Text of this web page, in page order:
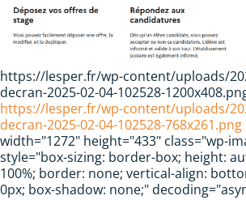
https://lesper.fr/wp-content/uploads/
decran-2025-02-04-102528-
https://lesper.fr/wp-content/uploads/
decran-2025-02-04-102528-768x261.png
width="1272" height="433" class="wp-
style="box-sizing: border-box; height:
100%; border: none; vertical-align:
0px; box-shadow: none;"